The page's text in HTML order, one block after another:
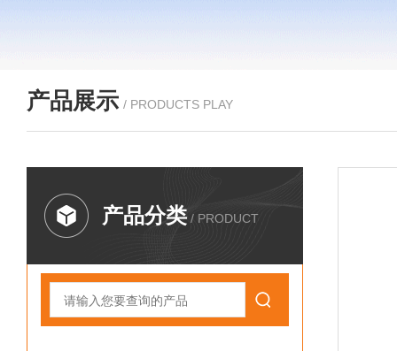
产品展示 / PRODUCTS PLAY
产品分类 / PRODUCT